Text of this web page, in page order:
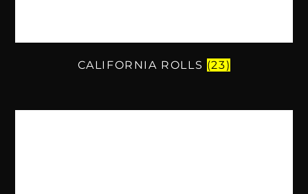
CALIFORNIA ROLLS (23)